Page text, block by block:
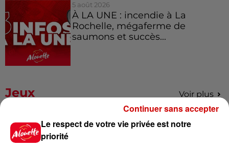
5 août 2026
À LA UNE : incendie à La
Rochelle, mégaferme de
saumons et succès...
Jeux Voir plus
Gagnez vos places pour le
Festival du Roi Arthur 2026 !
Le respect de votre vie privée est notre
priorité
Continuer sans accepter